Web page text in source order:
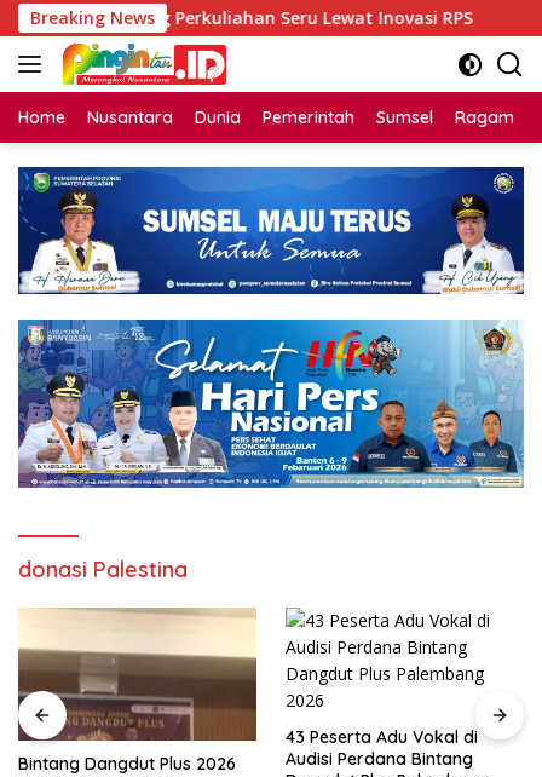
Langsung
ke
konten
Breaking News
Dorong Perkuliahan Seru Lewat Inovasi RPS
Home Nusantara Dunia Pemerintah Sumsel Ragam
donasi Palestina
Bintang Dangdut Plus 2026
43 Peserta Adu Vokal di
Audisi Perdana Bintang